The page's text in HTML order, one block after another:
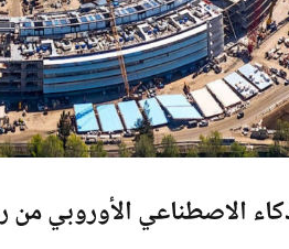
الاصطناعي الأوروبي